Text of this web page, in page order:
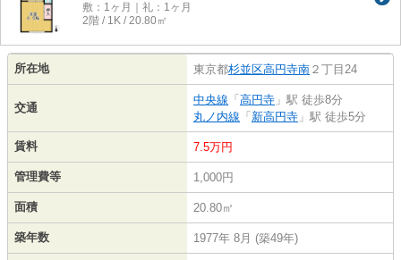
敷：1ヶ月｜礼：1ヶ月
2階 / 1K / 20.80㎡
所在地 東京都杉並区高円寺南 ２丁目24
交通
中央線 「 高円寺 」駅 徒歩8分
丸ノ内線 「 新高円寺 」駅 徒歩5分
賃料 7.5万円
管理費等 1,000円
面積 20.80㎡
築年数 1977年 8月 (築49年)